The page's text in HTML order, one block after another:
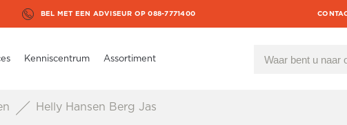
BEL MET EEN ADVISEUR OP 088-7771400
Kenniscentrum Assortiment
Helly Hansen Berg Jas